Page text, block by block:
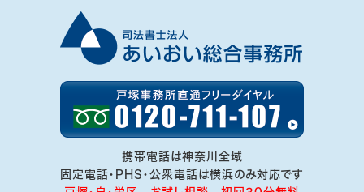
携帯電話は神奈川全域
固定電話・PHS・公衆電話は横浜のみ対応です